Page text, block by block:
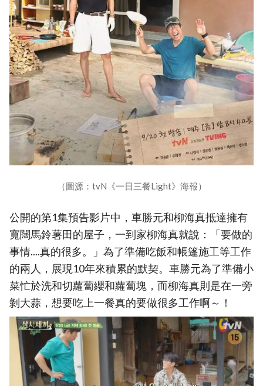
（圖源：tvN《一日三餐Light》海報）
公開的第1集預告影片中，車勝元和柳海真抵達擁有
寬闊馬鈴薯田的屋子，一到家柳海真就說：「要做的
事情....真的很多。」為了準備吃飯和帳篷施工等工作
的兩人，展現10年來積累的默契。車勝元為了準備小
菜忙於洗和切蘿蔔纓和蘿蔔塊，而柳海真則是在一旁
剝大蒜，想要吃上一餐真的要做很多工作啊～！